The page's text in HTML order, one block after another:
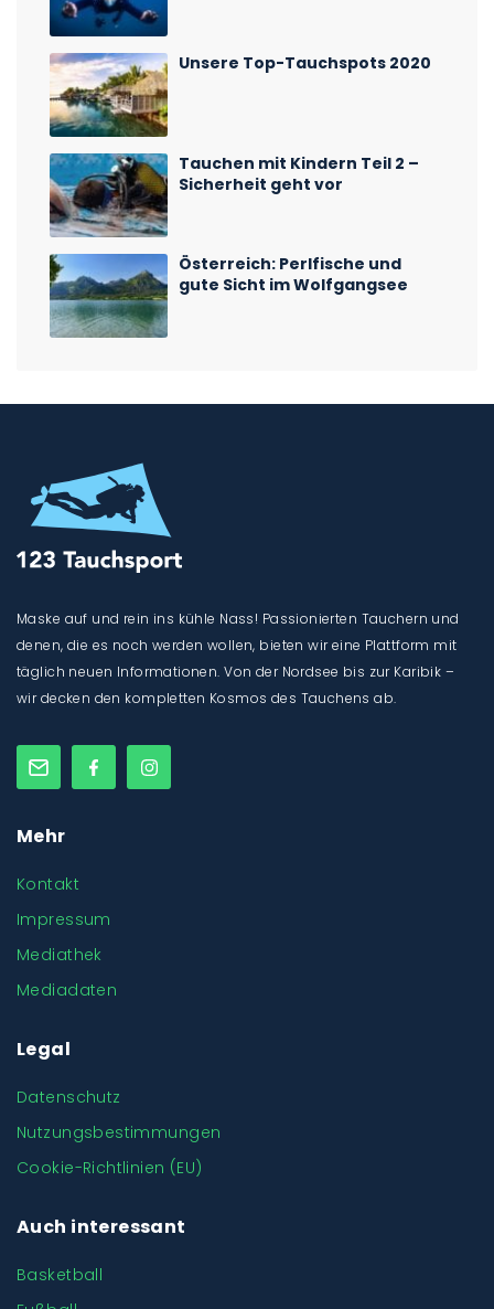
Unsere Top-Tauchspots 2020
Tauchen mit Kindern Teil 2 –
Sicherheit geht vor
Österreich: Perlfische und
gute Sicht im Wolfgangsee
Maske auf und rein ins kühle Nass! Passionierten Tauchern und
denen, die es noch werden wollen, bieten wir eine Plattform mit
täglich neuen Informationen. Von der Nordsee bis zur Karibik –
wir decken den kompletten Kosmos des Tauchens ab.
Mehr
Kontakt
Impressum
Mediathek
Mediadaten
Legal
Datenschutz
Nutzungsbestimmungen
Cookie-Richtlinien (EU)
Auch interessant
Basketball